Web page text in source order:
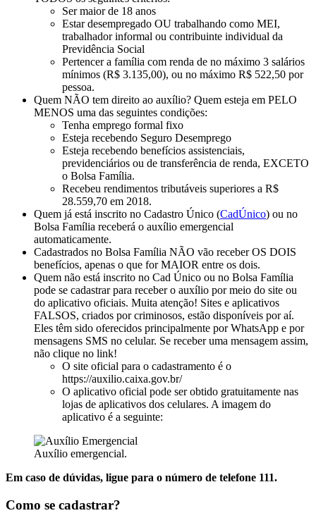
Ser maior de 18 anos
Estar desempregado OU trabalhando como MEI,
trabalhador informal ou contribuinte individual da
Previdência Social
Pertencer a família com renda de no máximo 3 salários
mínimos (R$ 3.135,00), ou no máximo R$ 522,50 por
pessoa.
Quem NÃO tem direito ao auxílio? Quem esteja em PELO
MENOS uma das seguintes condições:
Tenha emprego formal fixo
Esteja recebendo Seguro Desemprego
Esteja recebendo benefícios assistenciais,
previdenciários ou de transferência de renda, EXCETO
o Bolsa Família.
Recebeu rendimentos tributáveis superiores a R$
28.559,70 em 2018.
Quem já está inscrito no Cadastro Único (CadÚnico) ou no
Bolsa Família receberá o auxílio emergencial
automaticamente.
Cadastrados no Bolsa Família NÃO vão receber OS DOIS
benefícios, apenas o que for MAIOR entre os dois.
Quem não está inscrito no Cad Único ou no Bolsa Família
pode se cadastrar para receber o auxílio por meio do site ou
do aplicativo oficiais. Muita atenção! Sites e aplicativos
FALSOS, criados por criminosos, estão disponíveis por aí.
Eles têm sido oferecidos principalmente por WhatsApp e por
mensagens SMS no celular. Se receber uma mensagem assim,
não clique no link!
O site oficial para o cadastramento é o
https://auxilio.caixa.gov.br/
O aplicativo oficial pode ser obtido gratuitamente nas
lojas de aplicativos dos celulares. A imagem do
aplicativo é a seguinte:
Auxílio emergencial.
Em caso de dúvidas, ligue para o número de telefone 111.
Como se cadastrar?